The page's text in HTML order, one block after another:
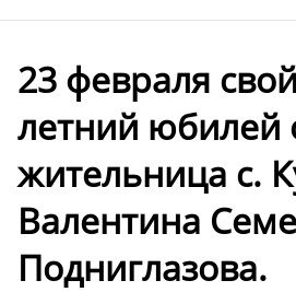
23 февраля
летний юбилей
жительница с.
Валентина
Подниглазова.